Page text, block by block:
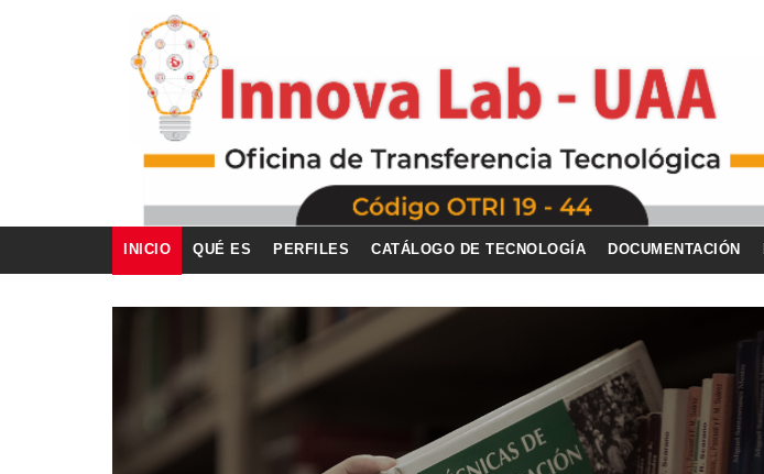
INICIO QUÉ ES PERFILES CATÁLOGO DE TECNOLOGÍA DOCUMENTACIÓN